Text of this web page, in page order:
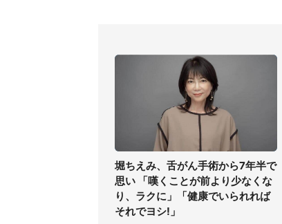
堀ちえみ、舌がん手術から7年半で
思い 「嘆くことが前より少なくな
り、ラクに」「健康でいられれば
それでヨシ!」